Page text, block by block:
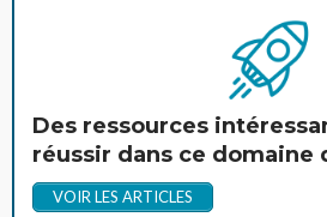
Des ressources
réussir dans ce domaine
VOIR LES ARTICLES